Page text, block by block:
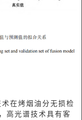
在烤烟油分无损检
高光谱技术具有客